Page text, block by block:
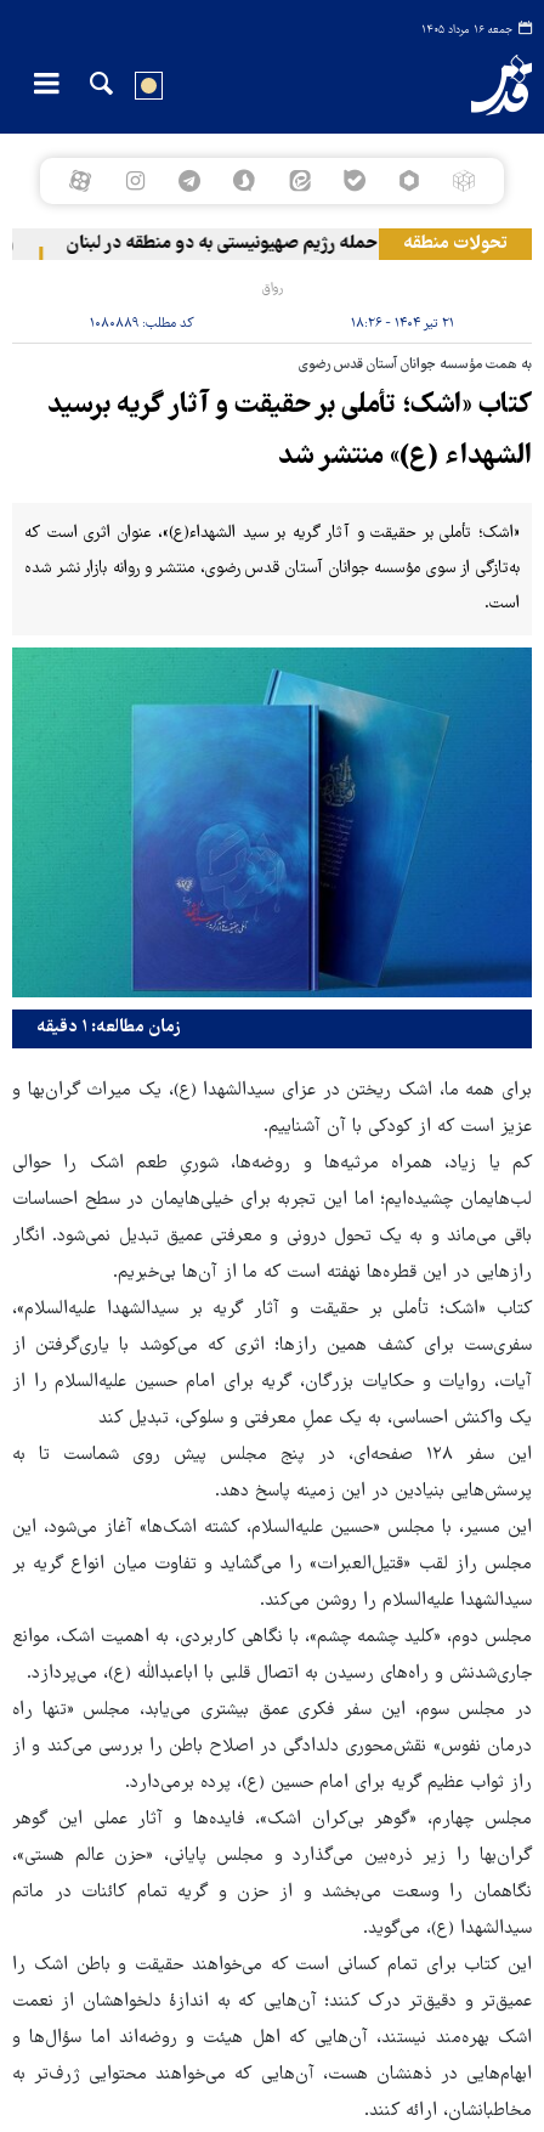
جمعه ۱۶ مرداد ۱۴۰۵
تحولات منطقه حمله رژیم صهیونیستی به دو منطقه در لبنان
رواق
۲۱ تیر ۱۴۰۴ - ۱۸:۲۶ کد مطلب: ۱۰۸۰۸۸۹
به همت مؤسسه جوانان آستان قدس رضوی
کتاب «اشک؛ تأملی بر حقیقت و آثار گریه برسید
الشهداء (ع)» منتشر شد
«اشک؛ تأملی بر حقیقت و آثار گریه بر سید الشهداء(ع)»، عنوان اثری است که
به‌تازگی از سوی مؤسسه جوانان آستان قدس رضوی، منتشر و روانه بازار نشر شده
است.
زمان مطالعه: ۱ دقیقه
برای همه ما، اشک ریختن در عزای سیدالشهدا (ع)، یک میراث گران‌بها و
عزیز است که از کودکی با آن آشناییم.
کم یا زیاد، همراه مرثیه‌ها و روضه‌ها، شوریِ طعم اشک را حوالی
لب‌هایمان چشیده‌ایم؛ اما این تجربه برای خیلی‌هایمان در سطح احساسات
باقی می‌ماند و به یک تحول درونی و معرفتی عمیق تبدیل نمی‌شود. انگار
رازهایی در این قطره‌ها نهفته است که ما از آن‌ها بی‌خبریم.
کتاب «اشک؛ تأملی بر حقیقت و آثار گریه بر سیدالشهدا علیه‌السلام»،
سفری‌ست برای کشف همین رازها؛ اثری که می‌کوشد با یاری‌گرفتن از
آیات، روایات و حکایات بزرگان، گریه برای امام حسین علیه‌السلام را از
یک واکنش احساسی، به یک عملِ معرفتی و سلوکی، تبدیل کند
این سفر ۱۲۸ صفحه‌ای، در پنج مجلس پیش روی شماست تا به
پرسش‌هایی بنیادین در این زمینه پاسخ دهد.
این مسیر، با مجلس «حسین علیه‌السلام، کشته اشک‌ها» آغاز می‌شود، این
مجلس راز لقب «قتیل‌العبرات» را می‌گشاید و تفاوت میان انواع گریه بر
سیدالشهدا علیه‌السلام را روشن می‌کند.
مجلس دوم، «کلید چشمه چشم»، با نگاهی کاربردی، به اهمیت اشک، موانع
جاری‌شدنش و راه‌های رسیدن به اتصال قلبی با اباعبدالله (ع)، می‌پردازد.
در مجلس سوم، این سفر فکری عمق بیشتری می‌یابد، مجلس «تنها راه
درمان نفوس» نقش‌محوری دلدادگی در اصلاح باطن را بررسی می‌کند و از
راز ثواب‌ عظیم گریه برای امام حسین (ع)، پرده برمی‌دارد.
مجلس چهارم، «گوهر بی‌کران اشک»، فایده‌ها و آثار عملی این گوهر
گران‌بها را زیر ذره‌بین می‌گذارد و مجلس پایانی، «حزن عالم هستی»،
نگاهمان را وسعت می‌بخشد و از حزن و گریه تمام کائنات در ماتم
سیدالشهدا (ع)، می‌گوید.
این کتاب برای تمام کسانی است که می‌خواهند حقیقت و باطن اشک را
عمیق‌تر و دقیق‌تر درک کنند؛ آن‌هایی که به اندازهٔ دلخواهشان از نعمت
اشک بهره‌مند نیستند، آن‌هایی که اهل هیئت و روضه‌اند اما سؤال‌ها و
ابهام‌هایی در ذهنشان هست، آن‌هایی که می‌خواهند محتوایی ژرف‌تر به
مخاطبانشان، ارائه کنند.